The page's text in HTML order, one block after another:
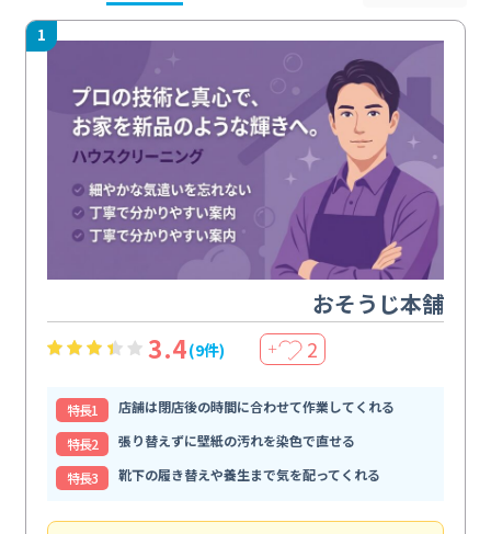
1
おそうじ本舗
3.4(9件) ＋ 2
特⻑1
店舗は閉店後の時間に合わせて作業してくれる
特⻑2
張り替えずに壁紙の汚れを染色で直せる
特⻑3
靴下の履き替えや養生まで気を配ってくれる